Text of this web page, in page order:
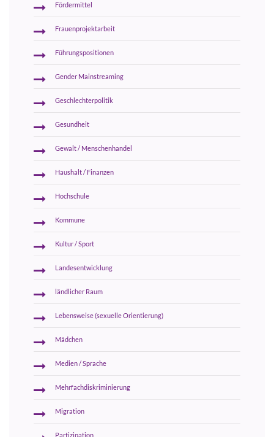
Fördermittel
Frauenprojektarbeit
Führungspositionen
Gender Mainstreaming
Geschlechterpolitik
Gesundheit
Gewalt / Menschenhandel
Haushalt / Finanzen
Hochschule
Kommune
Kultur / Sport
Landesentwicklung
ländlicher Raum
Lebensweise (sexuelle Orientierung)
Mädchen
Medien / Sprache
Mehrfachdiskriminierung
Migration
Partizipation